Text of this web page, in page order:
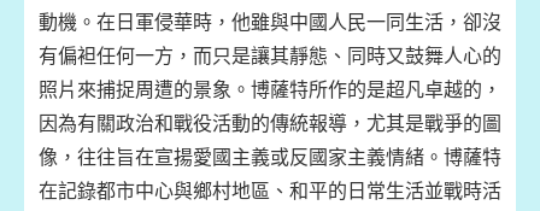
動機。在日軍侵華時，他雖與中國人民一同生活，卻沒
有偏袒任何一方，而只是讓其靜態、同時又鼓舞人心的
照片來捕捉周遭的景象。博薩特所作的是超凡卓越的，
因為有關政治和戰役活動的傳統報導，尤其是戰爭的圖
像，往往旨在宣揚愛國主義或反國家主義情緒。博薩特
在記錄都市中心與鄉村地區、和平的日常生活並戰時活